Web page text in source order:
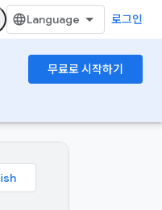
로그인
무료로 시작하기